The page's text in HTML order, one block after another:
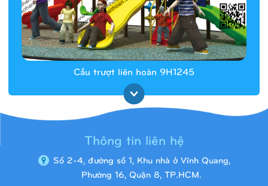
Cầu trượt liên hoàn 9H1245
Thông tin liên hệ
Số 2-4, đường số 1, Khu nhà ở Vĩnh Quang,
Phường 16, Quận 8, TP.HCM.